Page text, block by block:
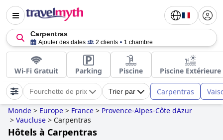
Carpentras
Ajouter des dates 2 clients 1 chambre
Wi-Fi Gratuit Parking Piscine Piscine Extérieure
Fourchette de prix Trier par Carpentras
Monde > Europe > France > Provence-Alpes-Côte dAzur
> Vaucluse > Carpentras
Hôtels à Carpentras